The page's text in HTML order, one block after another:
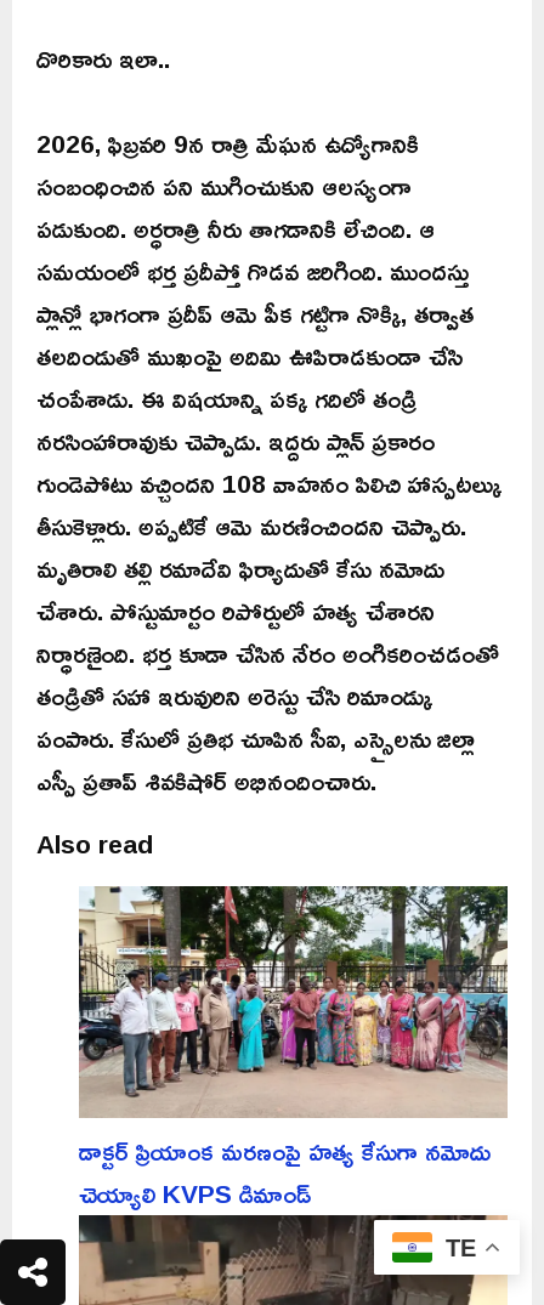
దొరికారు ఇలా..
2026, ఫిబ్రవరి 9న రాత్రి మేఘన ఉద్యోగానికి
సంబంధించిన పని ముగించుకుని ఆలస్యంగా
పడుకుంది. అర్ధరాత్రి నీరు తాగడానికి లేచింది. ఆ
సమయంలో భర్త ప్రదీప్తో గొడవ జరిగింది. ముందస్తు
ప్లాన్లో భాగంగా ప్రదీప్ ఆమె పీక గట్టిగా నొక్కి, తర్వాత
తలదిండుతో ముఖంపై అదిమి ఊపిరాడకుండా చేసి
చంపేశాడు. ఈ విషయాన్ని పక్క గదిలో తండ్రి
నరసింహారావుకు చెప్పాడు. ఇద్దరు ప్లాన్ ప్రకారం
గుండెపోటు వచ్చిందని 108 వాహనం పిలిచి హాస్పటల్కు
తీసుకెళ్లారు. అప్పటికే ఆమె మరణించిందని చెప్పారు.
మృతిరాలి తల్లి రమాదేవి ఫిర్యాదుతో కేసు నమోదు
చేశారు. పోస్టుమార్టం రిపోర్టులో హత్య చేశారని
నిర్ధారణైంది. భర్త కూడా చేసిన నేరం అంగికరించడంతో
తండ్రితో సహా ఇరువురిని అరెస్టు చేసి రిమాండ్కు
పంపారు. కేసులో ప్రతిభ చూపిన సీఐ, ఎస్సైలను జిల్లా
ఎస్పీ ప్రతాప్ శివకిషోర్ అభినందించారు.
Also read
డాక్టర్ ప్రియాంక మరణంపై హత్య కేసుగా నమోదు
చెయ్యాలి KVPS డిమాండ్
TE